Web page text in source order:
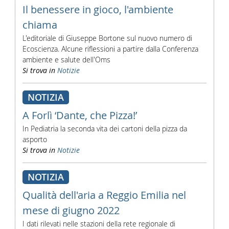
Il benessere in gioco, l'ambiente
chiama
L'editoriale di Giuseppe Bortone sul nuovo numero di
Ecoscienza. Alcune riflessioni a partire dalla Conferenza
ambiente e salute dell'Oms
Si trova in Notizie
NOTIZIA
A Forlì ‘Dante, che Pizza!’
In Pediatria la seconda vita dei cartoni della pizza da
asporto
Si trova in Notizie
NOTIZIA
Qualità dell'aria a Reggio Emilia nel
mese di giugno 2022
I dati rilevati nelle stazioni della rete regionale di